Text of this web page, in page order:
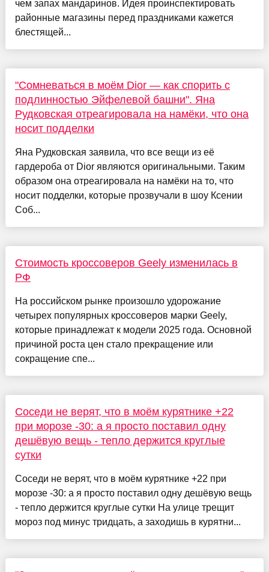
чем запах мандаринов. Идея проинспектировать
районные магазины перед праздниками кажется
блестящей...
"Сомневаться в моём Dior — как спорить с
подлинностью Эйфелевой башни". Яна
Рудковская отреагировала на намёки, что она
носит подделки
Яна Рудковская заявила, что все вещи из её
гардероба от Dior являются оригинальными. Таким
образом она отреагировала на намёки на то, что
носит подделки, которые прозвучали в шоу Ксении
Соб...
Стоимость кроссоверов Geely изменилась в
РФ
На российском рынке произошло удорожание
четырех популярных кроссоверов марки Geely,
которые принадлежат к модели 2025 года. Основной
причиной роста цен стало прекращение или
сокращение спе...
Соседи не верят, что в моём курятнике +22
при морозе -30: а я просто поставил одну
дешёвую вещь - тепло держится круглые
сутки
Соседи не верят, что в моём курятнике +22 при
морозе -30: а я просто поставил одну дешёвую вещь
- тепло держится круглые сутки На улице трещит
мороз под минус тридцать, а заходишь в курятни...